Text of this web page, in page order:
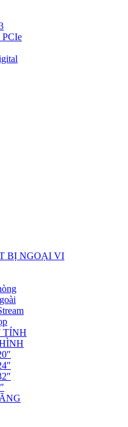
BỊ NGOẠI VI
TÍNH